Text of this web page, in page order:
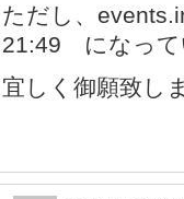
ただし、
21:49 になって
宜しく御願致し